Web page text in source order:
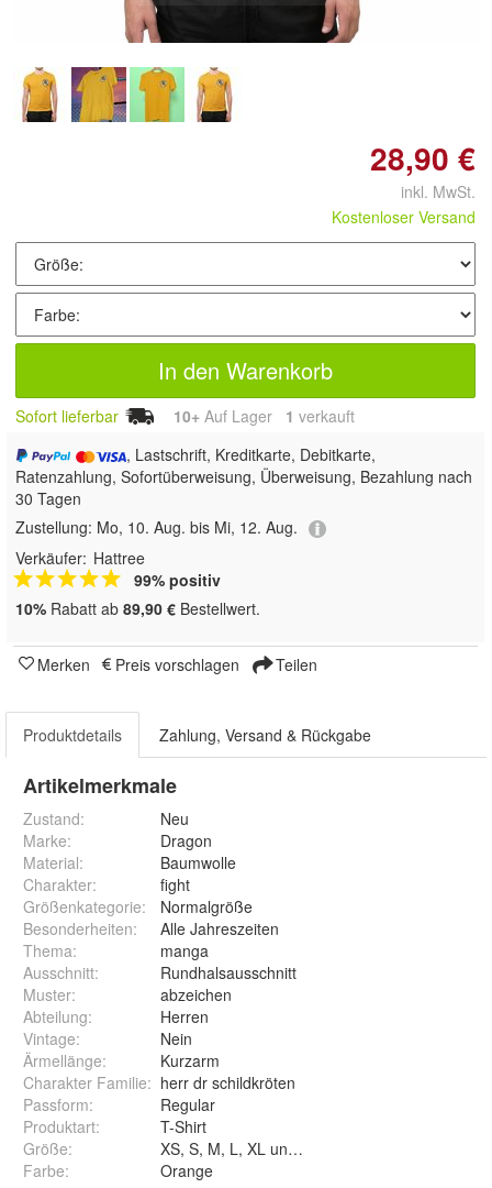
28,90 €
inkl. MwSt.
Kostenloser Versand
In den Warenkorb
Sofort lieferbar 10+ Auf Lager 1 verkauft
, Lastschrift, Kreditkarte, Debitkarte,
Ratenzahlung, Sofortüberweisung, Überweisung, Bezahlung nach
30 Tagen
Zustellung: Mo, 10. Aug. bis Mi, 12. Aug.
Verkäufer: Hattree
99% positiv
10% Rabatt ab 89,90 € Bestellwert.
Merken Preis vorschlagen Teilen
Produktdetails Zahlung, Versand & Rückgabe
Artikelmerkmale
Zustand:
Neu
Marke:
Dragon
Material:
Baumwolle
Charakter:
fight
Größenkategorie:
Normalgröße
Besonderheiten:
Alle Jahreszeiten
Thema:
manga
Ausschnitt:
Rundhalsausschnitt
Muster:
abzeichen
Abteilung:
Herren
Vintage:
Nein
Ärmellänge:
Kurzarm
Charakter Familie: herr dr schildkröten
Passform:
Regular
Produktart:
T-Shirt
Größe:
XS, S, M, L, XL und XXL
Farbe: Orange